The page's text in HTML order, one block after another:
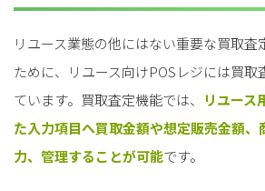
リユース業態の他にはない重要な買取査
ために、リユース向けPOSレジには買取
ています。買取査定機能では、
リユース
た入力項目へ買取金額や想定販売金額、
力、管理することが可能です。